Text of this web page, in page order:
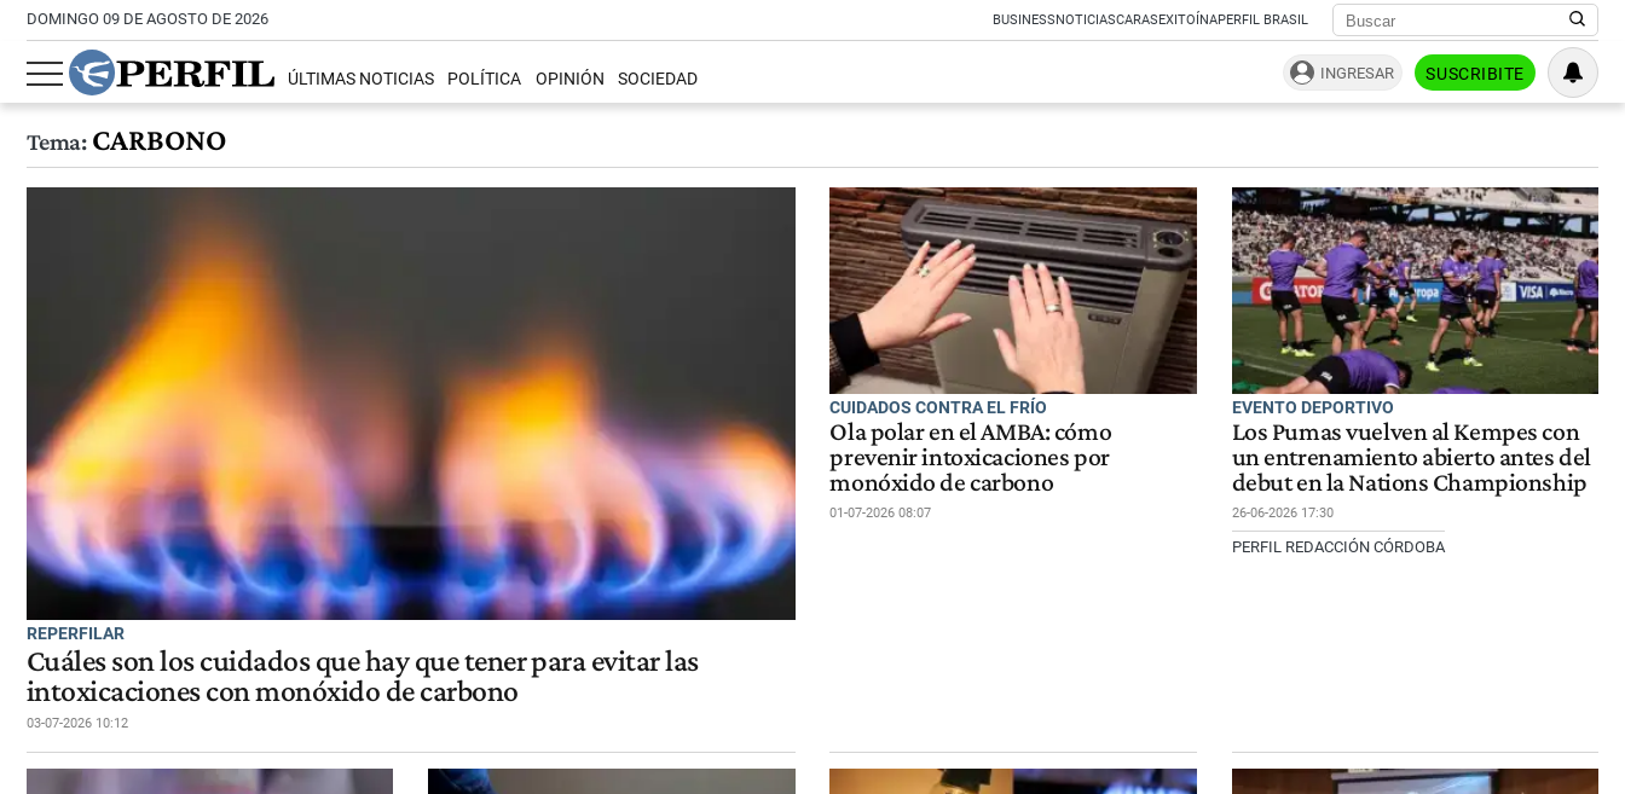
DOMINGO 09 DE AGOSTO DE 2026 BUSINESSNOTICIASCARASEXITOÍNAPERFIL BRASIL
ÚLTIMAS NOTICIAS POLÍTICA OPINIÓN SOCIEDAD INGRESAR SUSCRIBITE
Tema:CARBONO
REPERFILAR
Cuáles son los cuidados que hay que tener para evitar las
intoxicaciones con monóxido de carbono
03-07-2026 10:12
CUIDADOS CONTRA EL FRÍO
Ola polar en el AMBA: cómo
prevenir intoxicaciones por
monóxido de carbono
01-07-2026 08:07
EVENTO DEPORTIVO
Los Pumas vuelven al Kempes con
un entrenamiento abierto antes del
debut en la Nations Championship
26-06-2026 17:30
PERFIL REDACCIÓN CÓRDOBA